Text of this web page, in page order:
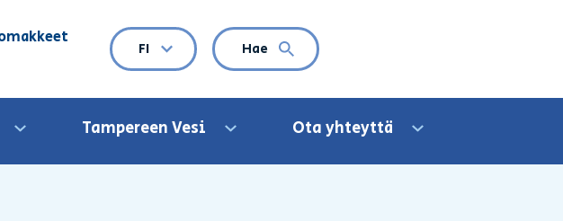
VALITTU KIELI: SUOMI
FI
Avaa kielivalikko
Hae
Avaa valikkoTampereen Vesi Avaa valikkoOta yhteyttä Avaa valikko